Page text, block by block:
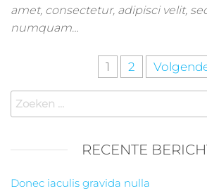
amet, consectetur, adipisci velit,
numquam…
Berichten
paginering
1 2
Zoeken
naar:
RECENTE
Donec iaculis gravida nulla